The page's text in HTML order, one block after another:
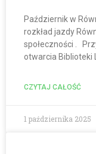
Październik w
rozkład jazdy
społeczności .
otwarcia Biblioteki
CZYTAJ CAŁOŚĆ
1 października 2025